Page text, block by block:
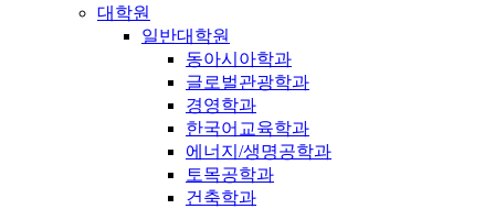
대학원
일반대학원
동아시아학과
글로벌관광학과
경영학과
한국어교육학과
에너지/생명공학과
토목공학과
건축학과